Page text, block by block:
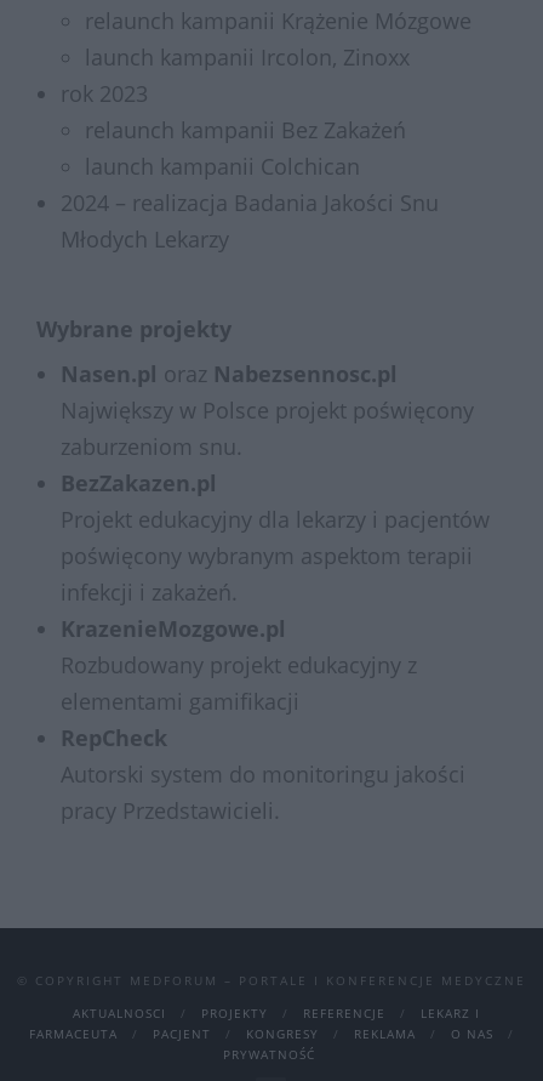
relaunch kampanii Krążenie Mózgowe
launch kampanii Ircolon, Zinoxx
rok 2023
relaunch kampanii Bez Zakażeń
launch kampanii Colchican
2024 – realizacja Badania Jakości Snu
Młodych Lekarzy
Wybrane projekty
Nasen.pl oraz Nabezsennosc.pl
Największy w Polsce projekt poświęcony
zaburzeniom snu.
BezZakazen.pl
Projekt edukacyjny dla lekarzy i pacjentów
poświęcony wybranym aspektom terapii
infekcji i zakażeń.
KrazenieMozgowe.pl
Rozbudowany projekt edukacyjny z
elementami gamifikacji
RepCheck
Autorski system do monitoringu jakości
pracy Przedstawicieli.
© COPYRIGHT MEDFORUM – PORTALE I KONFERENCJE MEDYCZNE
AKTUALNOSCI
PROJEKTY REFERENCJE
LEKARZ I
FARMACEUTA
PACJENT KONGRESY REKLAMA
O NAS
PRYWATNOŚĆ